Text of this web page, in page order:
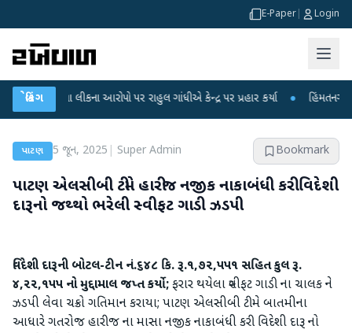
E-Paper Login
બ્રેકિંગલીકના આરોપો પર રાહુલ ગાંધીએ કેન્દ્ર પર પ્રહાર કર્યા ● હિંમતનગરમાં
પાટણ 5 જૂન, 2025 Super Admin Bookmark
પાટણ એલસીબી ટીમે હારીજ નજીક નાકાબંધી કરી વિદેશી
દારૂનો જથ્થો ભરેલી સ્વીફટ ગાડી ઝડપી
વિદેશી દારૂની બોટલ-ટીન નં.૬૪૮ કિ. રૂ.૧,૭૨,૫૫૧ સહિત કુલ રૂ.
૪,૨૨,૧૫૫ નો મુદ્દામાલ જપ્ત કર્યો;ફરાર થયેલા સ્વીફટ ગાડી ના ચાલક ને
ઝડપી લેવા ચક્રો ગતિમાન કરાયા; પાટણ એલસીબી ટીમે બાતમીના
આધારે ગતરોજ હારીજ ના માસા નજીક નાકાબંધી કરી વિદેશી દારૂ નો